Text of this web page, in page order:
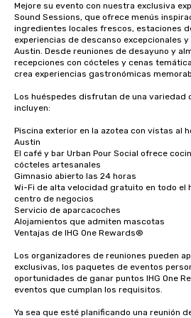
Mejore su evento con nuestra exclusiva
Sound Sessions, que ofrece menús
ingredientes locales frescos, estaciones
experiencias de descanso excepcionales
Austin. Desde reuniones de desayuno y
recepciones con cócteles y cenas
crea experiencias gastronómicas
Los huéspedes disfrutan de una variedad
incluyen:
Piscina exterior en la azotea con vistas al
Austin
El café y bar Urban Pour Social ofrece
cócteles artesanales
Gimnasio abierto las 24 horas
Wi-Fi de alta velocidad gratuito en todo el
centro de negocios
Servicio de aparcacoches
Alojamientos que admiten mascotas
Ventajas de IHG One Rewards®
Los organizadores de reuniones pueden
exclusivas, los paquetes de eventos
oportunidades de ganar puntos IHG One
eventos que cumplan los requisitos.
Ya sea que esté planificando una reunión